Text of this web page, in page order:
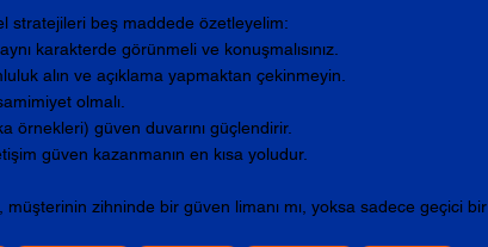
stratejileri beş maddede özetleyelim:
karakterde görünmeli ve konuşmalısınız.
alın ve açıklama yapmaktan çekinmeyin.
olmalı.
örnekleri) güven duvarını güçlendirir.
güven kazanmanın en kısa yoludur.
müşterinin zihninde bir güven limanı mı, yoksa sadece geçici